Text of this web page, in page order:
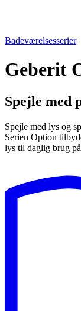
Badeværelsesserier
Geberit
Spejle med
Spejle med lys og
Serien Option
lys til daglig brug